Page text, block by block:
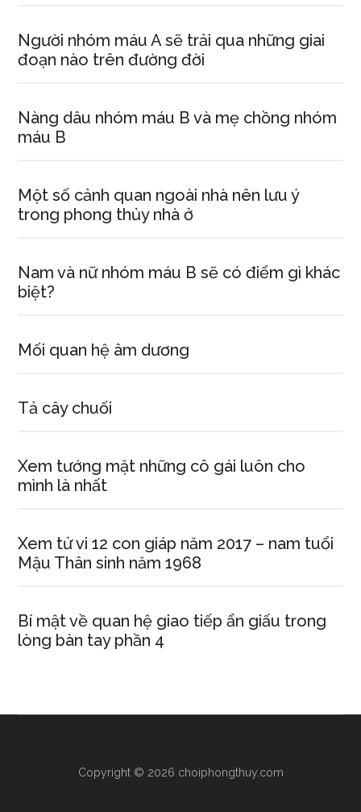
Người nhóm máu A sẽ trải qua những giai
đoạn nào trên đường đời
Nàng dâu nhóm máu B và mẹ chồng nhóm
máu B
Một số cảnh quan ngoài nhà nên lưu ý
trong phong thủy nhà ở
Nam và nữ nhóm máu B sẽ có điểm gì khác
biệt?
Mối quan hệ âm dương
Tả cây chuối
Xem tướng mặt những cô gái luôn cho
mình là nhất
Xem tử vi 12 con giáp năm 2017 – nam tuổi
Mậu Thân sinh năm 1968
Bí mật về quan hệ giao tiếp ẩn giấu trong
lòng bàn tay phần 4
Copyright © 2026 choiphongthuy.com